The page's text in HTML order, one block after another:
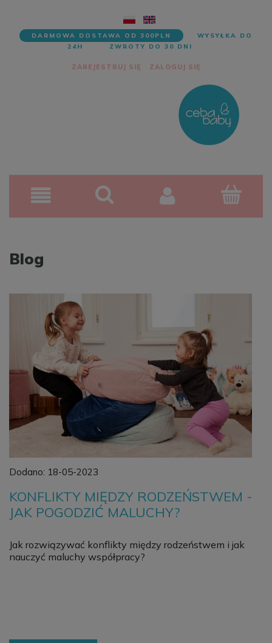
DARMOWA DOSTAWA OD 300PLN
WYSYŁKA DO
24H
ZWROTY DO 30 DNI
ZAREJESTRUJ SIĘ ZALOGUJ SIĘ
Blog
Dodano: 18-05-2023
KONFLIKTY MIĘDZY RODZEŃSTWEM -
JAK POGODZIĆ MALUCHY?
Jak rozwiązywać konflikty między rodzeństwem i jak
nauczyć maluchy współpracy?